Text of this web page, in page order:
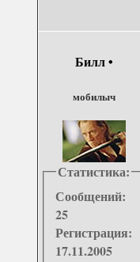
Билл•
мобилыч
Статистика:
Сообщений:
25
Регистрация:
17.11.2005